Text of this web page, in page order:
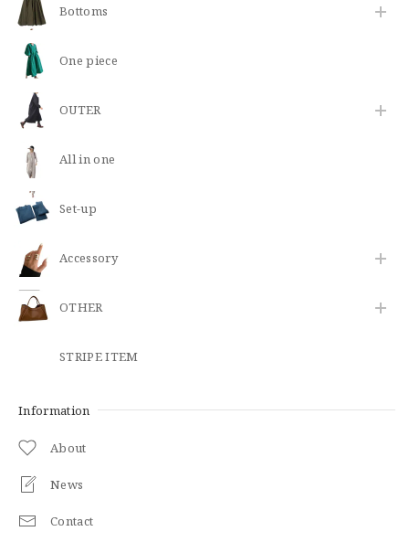
Bottoms
One piece
OUTER
All in one
Set-up
​Accessory
OTHER
STRIPE ITEM
Information
About
News
Contact